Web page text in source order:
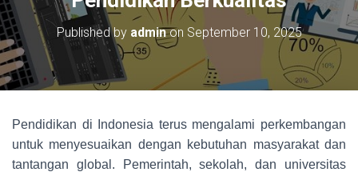
Published by adminon September 10, 2025
Pendidikan di Indonesia terus mengalami perkembangan
untuk menyesuaikan dengan kebutuhan masyarakat dan
tantangan global. Pemerintah, sekolah, dan universitas